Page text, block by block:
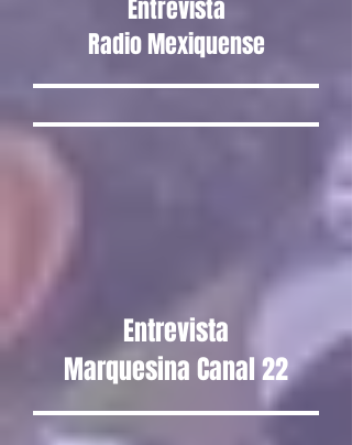
Entrevista
Radio Mexiquense
Entrevista
Marquesina Canal 22